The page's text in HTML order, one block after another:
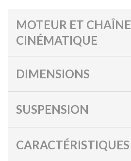
MOTEUR ET CHAÎNE
CINÉMATIQUE
DIMENSIONS
SUSPENSION
CARACTÉRISTIQUES